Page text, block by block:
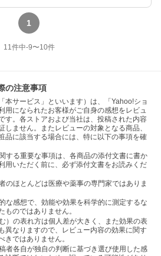
1
11件中-9〜10件
の注意事項
本サービス」といいます）は、「Yahoo!ショ
用になられたお客様がご自身の感想をレビュ
す。各ストアおよび当社は、投稿された内容
しません。またレビューの対象となる商品、
品に該当する場合には、特に以下の事項を確
する重要な事項は、各商品の添付文書に書か
用いただく前に、必ず添付文書をお読みくだ
のほとんどは医療や薬事の専門家ではありま
な感想で、効能や効果を科学的に測定するな
ものではありません。
）の表れ方は個人差が大きく、また効果の表
異なりますので、レビュー内容の効果に関す
きではありません。
者各自が独自の判断に基づき選び使用した感